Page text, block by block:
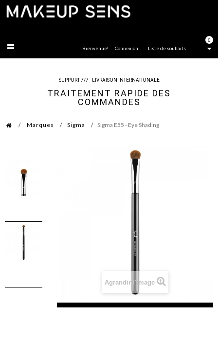
0
Liste de souhaits
Bienvenue! Connexion
SUPPORT 7/7 - LIVRAISON INTERNATIONALE
TRAITEMENT RAPIDE DES
COMMANDES
Marques Sigma Sigma E55 - Eye Shading
Agrandir l'image